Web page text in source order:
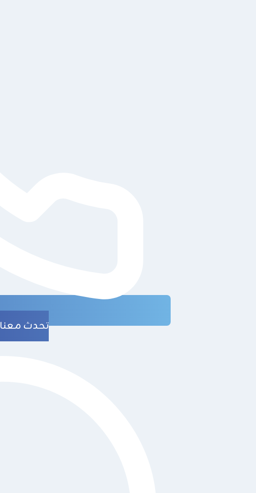
تحدث معنا